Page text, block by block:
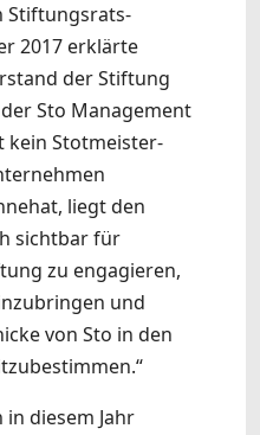
Stiftungsrats-
2017 erklärte
der Stiftung
Sto Management
kein Stotmeister-
liegt den
sichtbar für
zu engagieren,
und
von Sto in den
diesem Jahr